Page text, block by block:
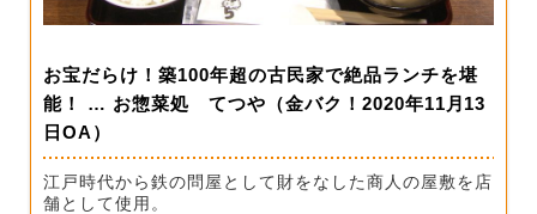
お宝だらけ！築100年超の古民家で絶品ランチを堪
能！ … お惣菜処 てつや（金バク！2020年11月13
日OA）
江戸時代から鉄の問屋として財をなした商人の屋敷を店
舗として使用。